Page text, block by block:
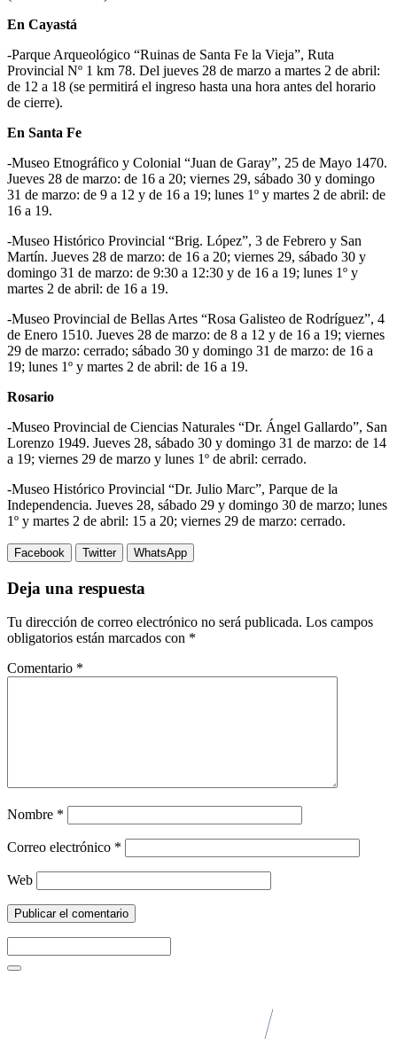
En Cayastá
-Parque Arqueológico “Ruinas de Santa Fe la Vieja”, Ruta
Provincial Nº 1 km 78. Del jueves 28 de marzo a martes 2 de abril:
de 12 a 18 (se permitirá el ingreso hasta una hora antes del horario
de cierre).
En Santa Fe
-Museo Etnográfico y Colonial “Juan de Garay”, 25 de Mayo 1470.
Jueves 28 de marzo: de 16 a 20; viernes 29, sábado 30 y domingo
31 de marzo: de 9 a 12 y de 16 a 19; lunes 1º y martes 2 de abril: de
16 a 19.
-Museo Histórico Provincial “Brig. López”, 3 de Febrero y San
Martín. Jueves 28 de marzo: de 16 a 20; viernes 29, sábado 30 y
domingo 31 de marzo: de 9:30 a 12:30 y de 16 a 19; lunes 1º y
martes 2 de abril: de 16 a 19.
-Museo Provincial de Bellas Artes “Rosa Galisteo de Rodríguez”, 4
de Enero 1510. Jueves 28 de marzo: de 8 a 12 y de 16 a 19; viernes
29 de marzo: cerrado; sábado 30 y domingo 31 de marzo: de 16 a
19; lunes 1º y martes 2 de abril: de 16 a 19.
Rosario
-Museo Provincial de Ciencias Naturales “Dr. Ángel Gallardo”, San
Lorenzo 1949. Jueves 28, sábado 30 y domingo 31 de marzo: de 14
a 19; viernes 29 de marzo y lunes 1º de abril: cerrado.
-Museo Histórico Provincial “Dr. Julio Marc”, Parque de la
Independencia. Jueves 28, sábado 29 y domingo 30 de marzo; lunes
1º y martes 2 de abril: 15 a 20; viernes 29 de marzo: cerrado.
Facebook Twitter WhatsApp
Deja una respuesta
Tu dirección de correo electrónico no será publicada. Los campos
obligatorios están marcados con *
Comentario *
Nombre *
Correo electrónico *
Web